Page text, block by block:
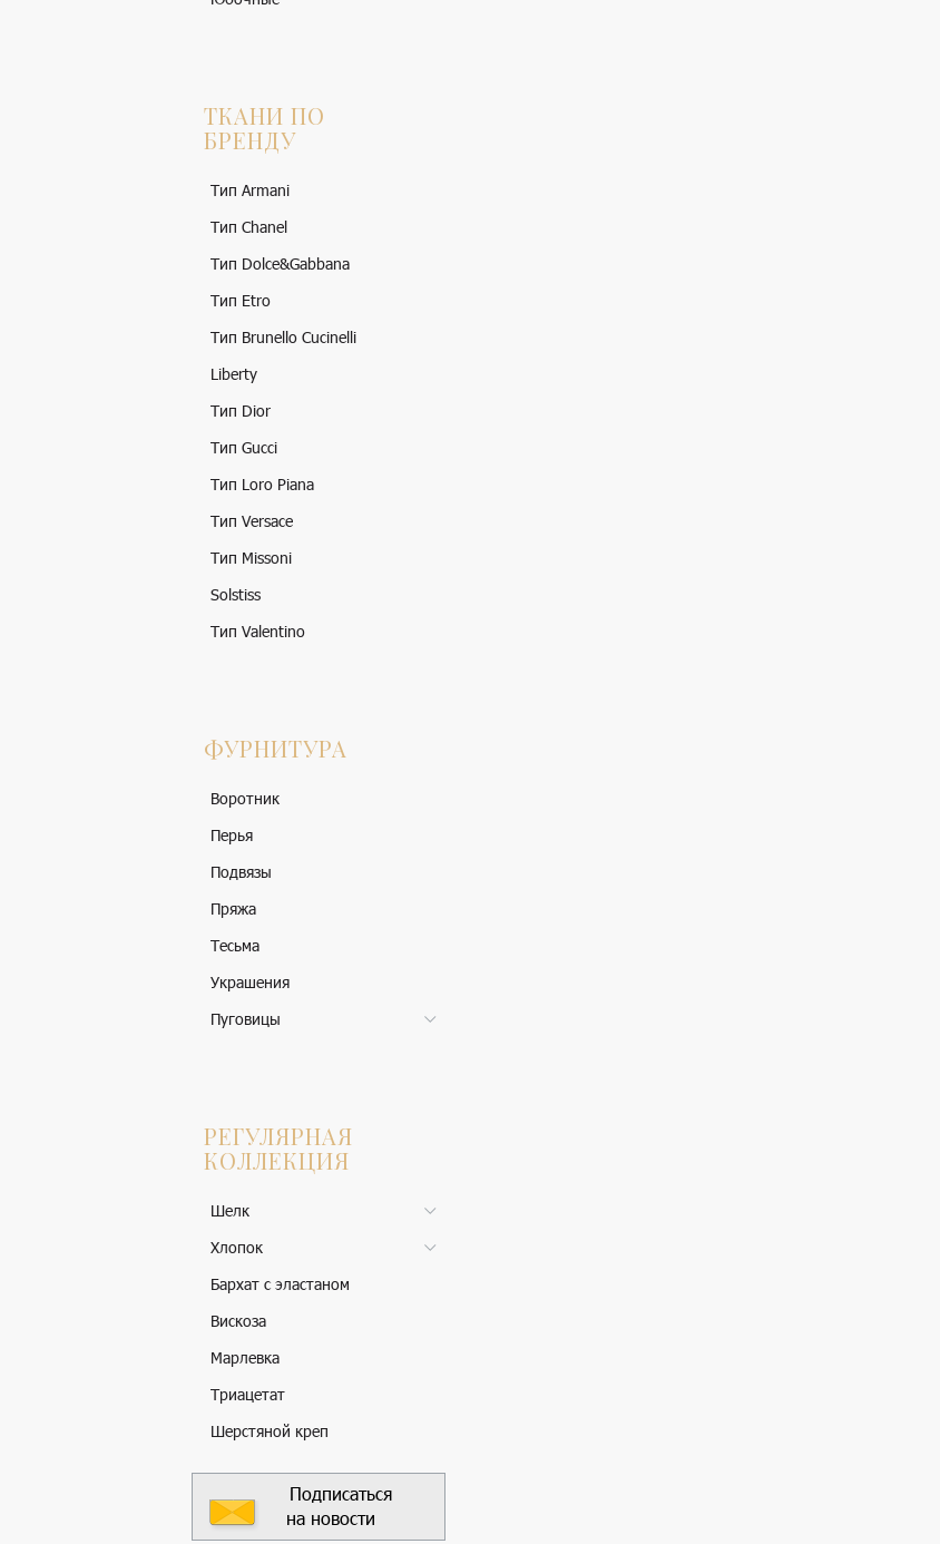
ТКАНИ ПО
БРЕНДУ
Тип Armani
Тип Chanel
Тип Dolce&Gabbana
Тип Etro
Тип Brunello Cucinelli
Liberty
Тип Dior
Тип Gucci
Тип Loro Piana
Тип Versace
Тип Missoni
Solstiss
Тип Valentino
ФУРНИТУРА
Воротник
Перья
Подвязы
Пряжа
Тесьма
Украшения
Пуговицы
РЕГУЛЯРНАЯ
КОЛЛЕКЦИЯ
Шелк
Хлопок
Бархат с эластаном
Вискоза
Марлевка
Триацетат
Шерстяной креп
Подписаться
на новости